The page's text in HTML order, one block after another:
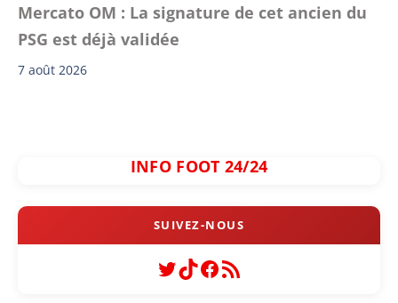
Mercato OM : La signature de cet ancien du
PSG est déjà validée
7 août 2026
INFO FOOT 24/24
Twitter
TikTok
Facebook
Flux RSS